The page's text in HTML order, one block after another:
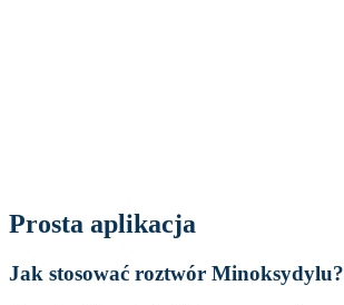
Prosta aplikacja
Jak stosować roztwór Minoksydylu?